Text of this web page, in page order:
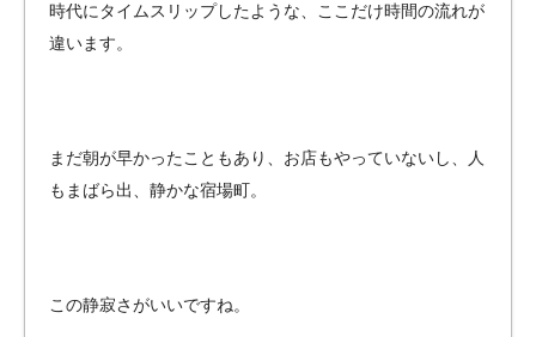
時代にタイムスリップしたような、ここだけ時間の流れが
違います。
まだ朝が早かったこともあり、お店もやっていないし、人
もまばら出、静かな宿場町。
この静寂さがいいですね。